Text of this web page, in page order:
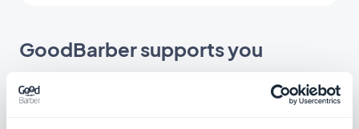
GoodBarber supports you
A team of experts at your service